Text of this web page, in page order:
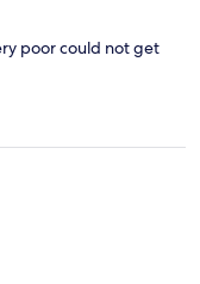
poor could not get